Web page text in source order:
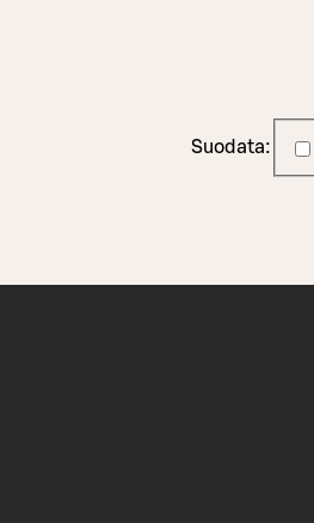
Suodata: